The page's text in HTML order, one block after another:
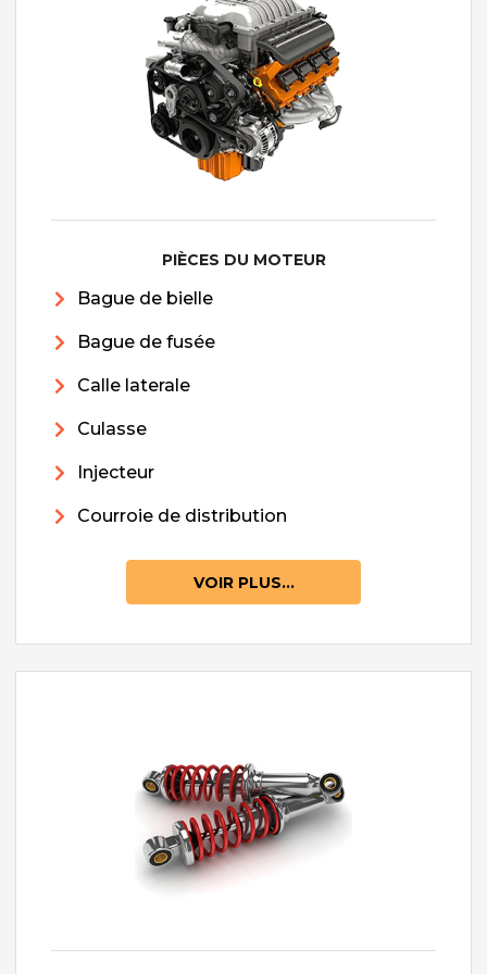
PIÈCES DU MOTEUR
Bague de bielle
Bague de fusée
Calle laterale
Culasse
Injecteur
Courroie de distribution
VOIR PLUS...